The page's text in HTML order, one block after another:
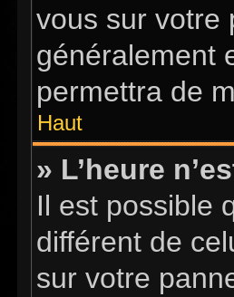
vous sur votre
généralement
permettra de
Haut
» L’heure
Il est possible
différent de
sur votre